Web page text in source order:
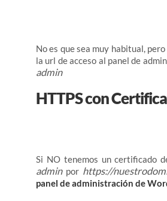
No es que sea muy habitual,
la url de acceso al panel de
admin
HTTPS con
Si NO tenemos un certificado
adminpor https://
panel de administración de